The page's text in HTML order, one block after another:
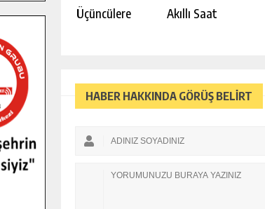
Üçüncülere
Akıllı Saat
HABER HAKKINDA GÖRÜŞ BELİRT